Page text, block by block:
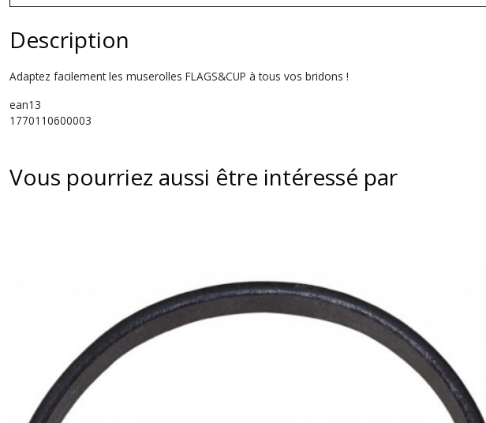
Description
Adaptez facilement les muserolles FLAGS&CUP à tous vos bridons !
ean13
1770110600003
Vous pourriez aussi être intéressé par